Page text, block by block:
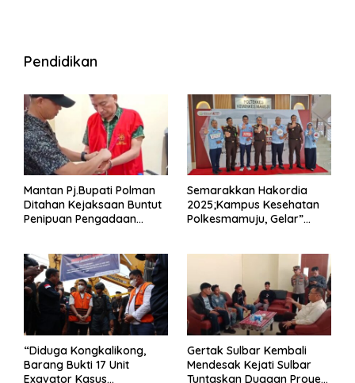
Pendidikan
Mantan Pj.Bupati Polman
Ditahan Kejaksaan Buntut
Penipuan Pengadaan
Semarakkan Hakordia
2025;Kampus Kesehatan
Polkesmamuju, Gelar”
“Diduga Kongkalikong,
Barang Bukti 17 Unit
Exavator Kasus
Gertak Sulbar Kembali
Mendesak Kejati Sulbar
Tuntaskan Dugaan Proyek